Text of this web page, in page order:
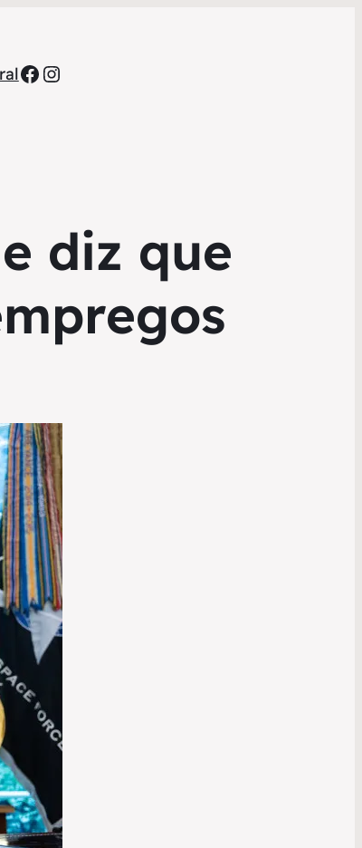
Facebook
Instagram
diz que